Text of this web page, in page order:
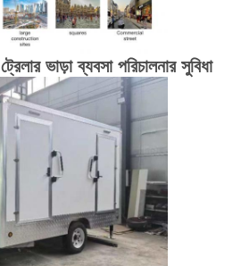
ভাড়া ব্যবসা পরিচালনার সুবিধা